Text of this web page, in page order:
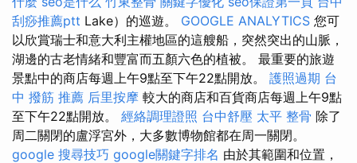
刮痧推薦ptt Lake）的巡遊。 GOOGLE ANALYTICS 您可
以欣賞瑞士和意大利主權地區的這艘船，突然突出的山脈，
湖邊的古老情緒和豐富而五顏六色的植被。 最重要的旅遊
景點中的商店每週上午9點至下午22點開放。 護照過期 台
中 撥筋 推薦 后里按摩 較大的商店和百貨商店每週上午9點
至下午22點開放。 經絡調理證照 台中舒壓 太平 整骨 除了
周二關閉的盧浮宮外，大多數博物館都在周一關閉。
google 搜尋技巧 google關鍵字排名 由於其範圍和位置，